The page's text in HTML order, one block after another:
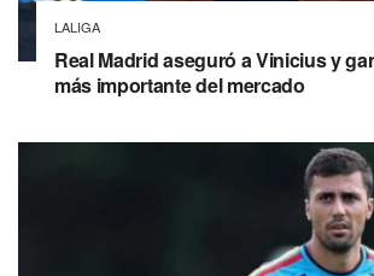
LALIGA
Real Madrid aseguró a Vinicius y
más importante del mercado